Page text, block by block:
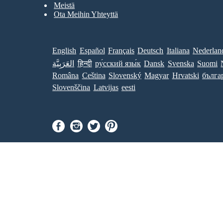
Meistä
Ota Meihin Yhteyttä
English Español Français Deutsch Italiana
العَرَبِيَّة
हिन्दी ру́сский язы́к Dansk Svenska Suomi
Româna Ceština Slovenský Magyar Hrvatski
Slovenščina Latvijas eesti